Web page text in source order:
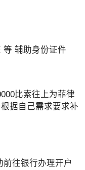
辅助身份证件
比索往上为菲律
据自己需求要求补
往银行办理开户